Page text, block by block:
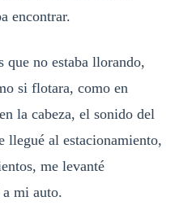
encontrar.
que no estaba llorando,
si flotara, como en
la cabeza, el sonido del
llegué al estacionamiento,
me levanté
mi auto.